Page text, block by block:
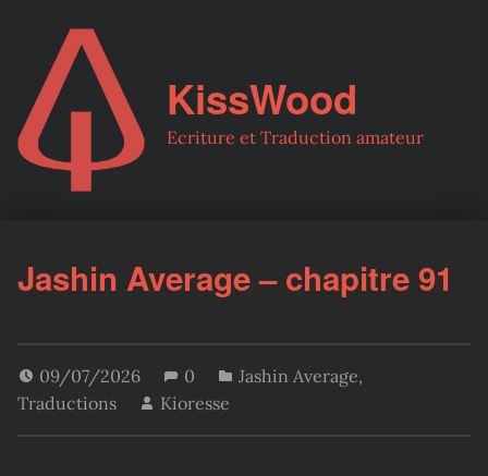
KissWood
Ecriture et Traduction amateur
Jashin Average – chapitre 91
09/07/2026 0 Jashin Average,
Traductions
Kioresse